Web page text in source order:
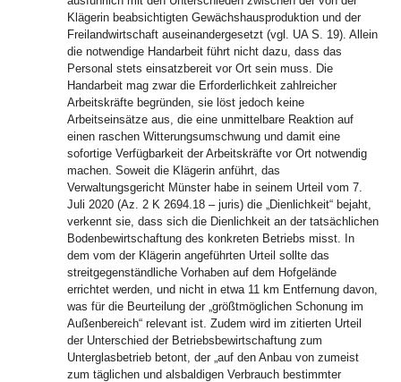
Klägerin beabsichtigten Gewächshausproduktion und der
Freilandwirtschaft auseinandergesetzt (vgl. UA S. 19). Allein
die notwendige Handarbeit führt nicht dazu, dass das
Personal stets einsatzbereit vor Ort sein muss. Die
Handarbeit mag zwar die Erforderlichkeit zahlreicher
Arbeitskräfte begründen, sie löst jedoch keine
Arbeitseinsätze aus, die eine unmittelbare Reaktion auf
einen raschen Witterungsumschwung und damit eine
sofortige Verfügbarkeit der Arbeitskräfte vor Ort notwendig
machen. Soweit die Klägerin anführt, das
Verwaltungsgericht Münster habe in seinem Urteil vom 7.
Juli 2020 (Az. 2 K 2694.18 – juris) die „Dienlichkeit“ bejaht,
verkennt sie, dass sich die Dienlichkeit an der tatsächlichen
Bodenbewirtschaftung des konkreten Betriebs misst. In
dem vom der Klägerin angeführten Urteil sollte das
streitgegenständliche Vorhaben auf dem Hofgelände
errichtet werden, und nicht in etwa 11 km Entfernung davon,
was für die Beurteilung der „größtmöglichen Schonung im
Außenbereich“ relevant ist. Zudem wird im zitierten Urteil
der Unterschied der Betriebsbewirtschaftung zum
Unterglasbetrieb betont, der „auf den Anbau von zumeist
zum täglichen und alsbaldigen Verbrauch bestimmter